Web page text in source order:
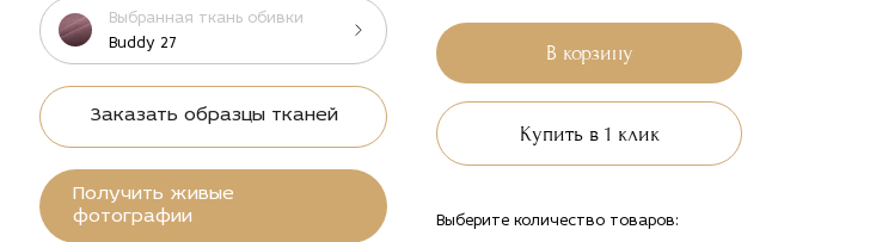
Выбранная ткань обивки
Buddy 27
Заказать образцы тканей
Получить живые
фотографии
В корзину
Купить в 1 клик
Выберите количество товаров: